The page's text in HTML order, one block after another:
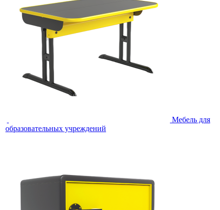
Мебель для
образовательных учреждений